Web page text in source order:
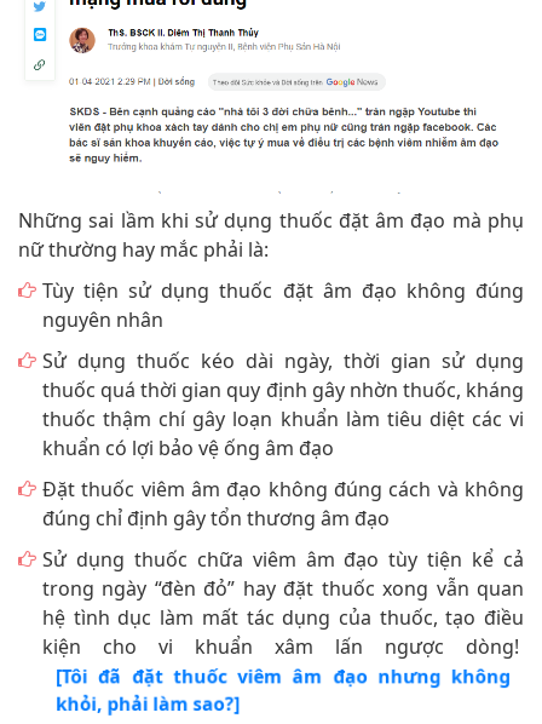
Những sai lầm khi sử dụng thuốc đặt âm đạo mà phụ
nữ thường hay mắc phải là:
Tùy tiện sử dụng thuốc đặt âm đạo không đúng
nguyên nhân
Sử dụng thuốc kéo dài ngày, thời gian sử dụng
thuốc quá thời gian quy định gây nhờn thuốc, kháng
thuốc thậm chí gây loạn khuẩn làm tiêu diệt các vi
khuẩn có lợi bảo vệ ống âm đạo
Đặt thuốc viêm âm đạo không đúng cách và không
đúng chỉ định gây tổn thương âm đạo
Sử dụng thuốc chữa viêm âm đạo tùy tiện kể cả
trong ngày “đèn đỏ” hay đặt thuốc xong vẫn quan
hệ tình dục làm mất tác dụng của thuốc, tạo điều
kiện cho vi khuẩn xâm lấn ngược dòng!
[Tôi đã đặt thuốc viêm âm đạo nhưng không
khỏi, phải làm sao?]